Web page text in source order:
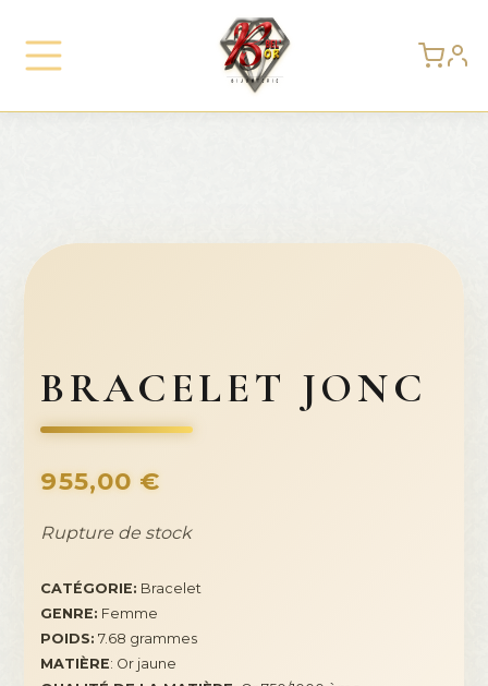
BRACELET JONC
955,00 €
Rupture de stock
CATÉGORIE: Bracelet
GENRE: Femme
POIDS: 7.68 grammes
MATIÈRE: Or jaune